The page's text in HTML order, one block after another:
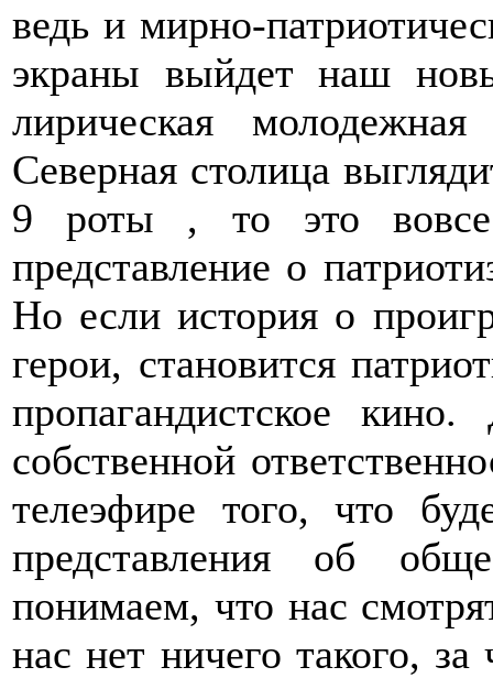
ведь и мирно-
экраны выйдет наш
лирическая
Северная столица
9 роты , то это вовсе
представление о
Но если история о
герои, становится
пропагандистское
собственной
телеэфире того, что
представления об
понимаем, что нас
нас нет ничего такого,